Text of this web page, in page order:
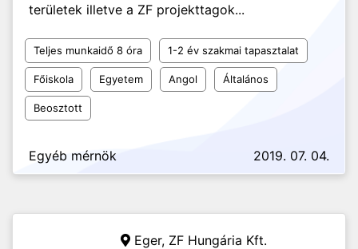
területek illetve a ZF projekttagok...
Teljes munkaidő 8 óra 1-2 év szakmai tapasztalat
Főiskola Egyetem Angol Általános
Beosztott
Egyéb mérnök 2019. 07. 04.
Eger, ZF Hungária Kft.